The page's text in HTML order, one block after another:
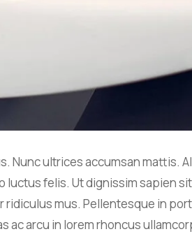
Nunc ultrices accumsan mattis.
luctus felis. Ut dignissim sapien
mus. Pellentesque in
ac arcu in lorem rhoncus